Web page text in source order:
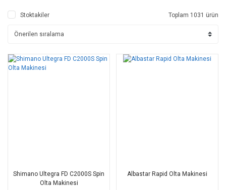
Stoktakiler Toplam 1031 ürün
Shimano Ultegra FD C2000S Spin
Olta Makinesi
Albastar Rapid Olta Makinesi